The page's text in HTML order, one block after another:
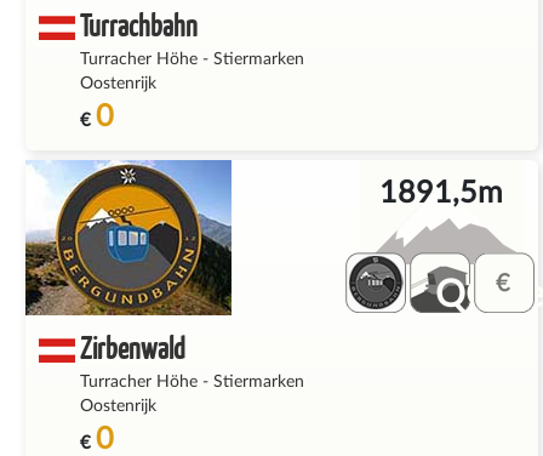
Turrachbahn
Turracher Höhe- Stiermarken
Oostenrijk
€ 0
Zirbenwald
Turracher Höhe- Stiermarken
Oostenrijk
€ 0
1891,5m